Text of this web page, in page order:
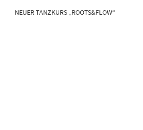
NEUER TANZKURS „ROOTS&FLOW“